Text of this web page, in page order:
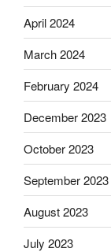
April 2024
March 2024
February 2024
December 2023
October 2023
September 2023
August 2023
July 2023